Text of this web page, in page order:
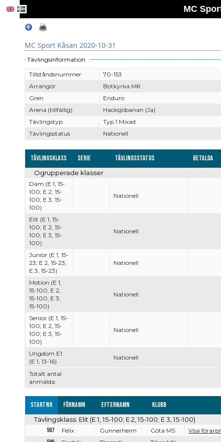
MC
MC Sport Kåsan 2020-10-31
Tävlingsinformation
Tillståndsnummer
70-153
Arrangör
Botkyrka MK
Gren
Enduro
Arena (tillfällig)
Hacksjöbanan (Ja)
Tävlingstyp
Typ 1 Mixad
Tävlingsstatus
Nationell
Tävlingsklass Serie Tävlingsstatus Betalda
Totalt antal
anmälda:
Ogrupperade klasser
Dam (E 1, 15-
100; E 2, 15-
100; E 3, 15-
100)
Nationell
Elit (E 1, 15-
100; E 2, 15-
100; E 3, 15-
100)
Nationell
Junior (E 1, 15-
23; E 2, 15-23;
E 3, 15-23)
Nationell
Motion (E 1,
15-100; E 2,
15-100; E 3,
15-100)
Nationell
Senior (E 1, 15-
100; E 2, 15-
100; E 3, 15-
100)
Nationell
Ungdom E1
(E 1, 13-16)
Nationell
Startnr Förnamn Efternamn Klubb
Tävlingsklass: Elit (E 1, 15-100; E 2, 15-100; E 3, 15-100)
567 Felix Gunnerheim Göta MS
Visa